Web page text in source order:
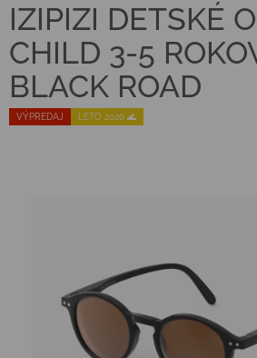
VÝPREDAJ LETO 2026 🌊
IZIPIZI DETSKÉ
CHILD 3-5
BLACK ROAD